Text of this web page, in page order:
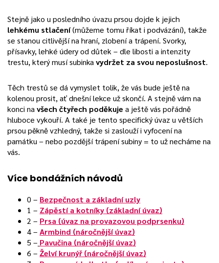
Stejně jako u posledního úvazu prsou dojde k jejich
lehkému stlačení(můžeme tomu říkat i podvázání), takže
se stanou citlivější na hraní, zlobení a trápení. Svorky,
přísavky, lehké údery od důtek – dle libosti a intenzity
trestu, který musí subinkavydržet za svou neposlušnost.
Těch trestů se dá vymyslet tolik, že vás bude ještě na
kolenou prosit, ať dnešní lekce už skončí. A stejně vám na
konci navšech čtyřech poděkuje a ještě vás pořádně
hluboce vykouří. A také je tento specifický úvaz u větších
prsou pěkně vzhledný, takže si zaslouží i vyfocení na
památku – nebo pozdější trápení subiny = to už necháme na
vás.
Více bondážních návodů
0 – Bezpečnost a základní uzly
1 – Zápěstí a kotníky (základní úvaz)
2 – Prsa (úvaz na provazovou podprsenku)
4 –Armbind (náročnější úvaz)
5 – Pavučina (náročnější úvaz)
6 –Želví krunýř (náročnější úvaz)